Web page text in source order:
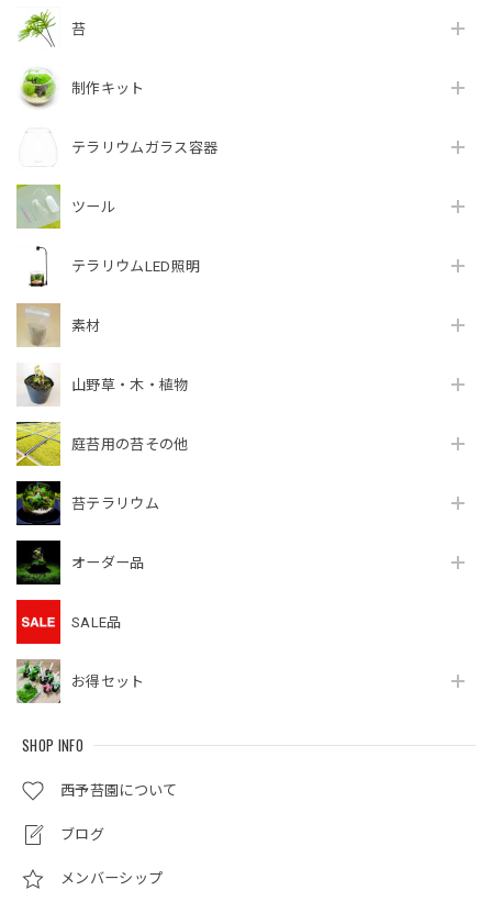
苔
制作キット
テラリウムガラス容器
ツール
テラリウムLED照明
素材
山野草・木・植物
庭苔用の苔その他
苔テラリウム
オーダー品
SALE品
お得セット
SHOP INFO
西予苔園について
ブログ
メンバーシップ